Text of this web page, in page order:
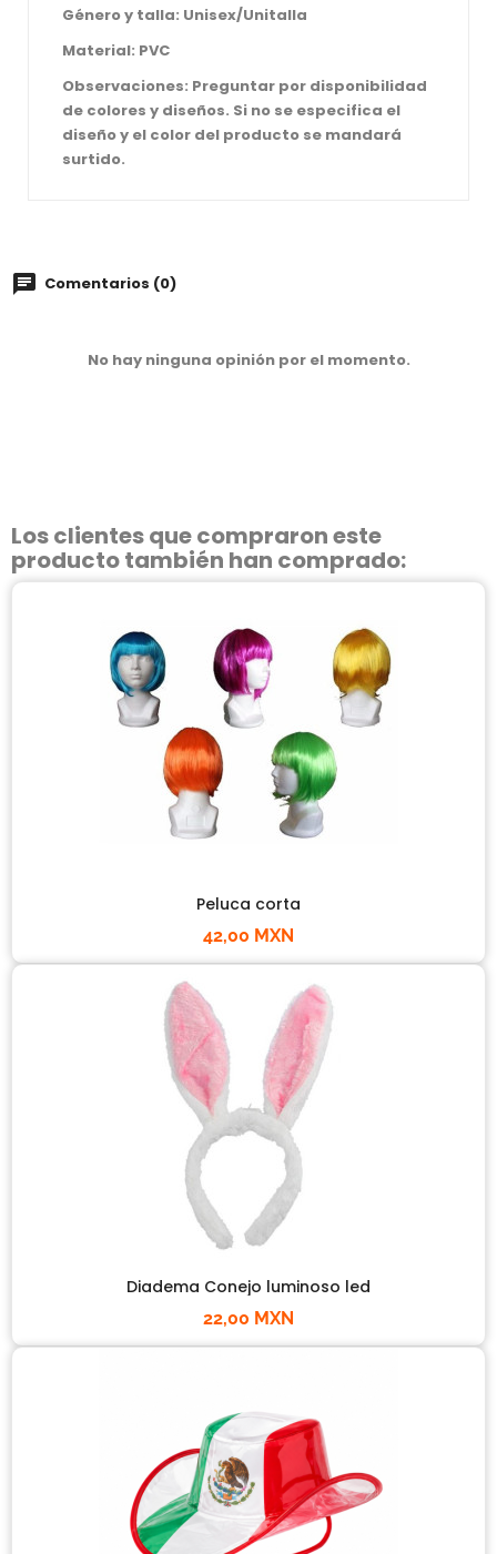
Género y talla: Unisex/Unitalla
Material: PVC
Observaciones: Preguntar por disponibilidad
de colores y diseños. Si no se especifica el
diseño y el color del producto se mandará
surtido.
Comentarios (0)
No hay ninguna opinión por el momento.
Los clientes que compraron este
producto también han comprado:
Peluca corta
42,00 MXN
Diadema Conejo luminoso led
22,00 MXN